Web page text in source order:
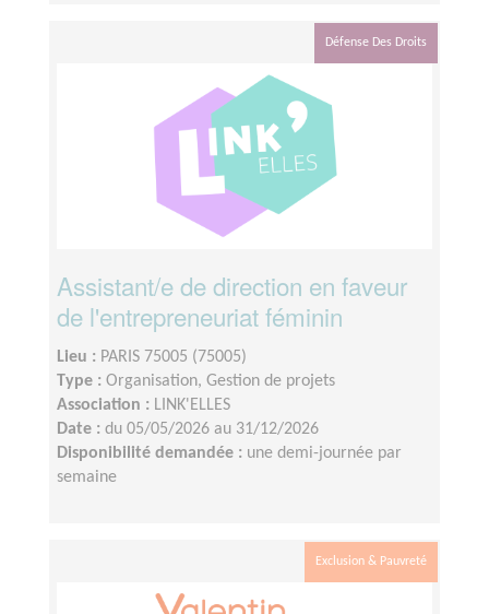
Défense Des Droits
Assistant/e de direction en faveur
de l'entrepreneuriat féminin
Lieu : PARIS 75005 (75005)
Type : Organisation, Gestion de projets
Association : LINK'ELLES
Date : du 05/05/2026 au 31/12/2026
Disponibilité demandée : une demi-journée par
semaine
Exclusion & Pauvreté